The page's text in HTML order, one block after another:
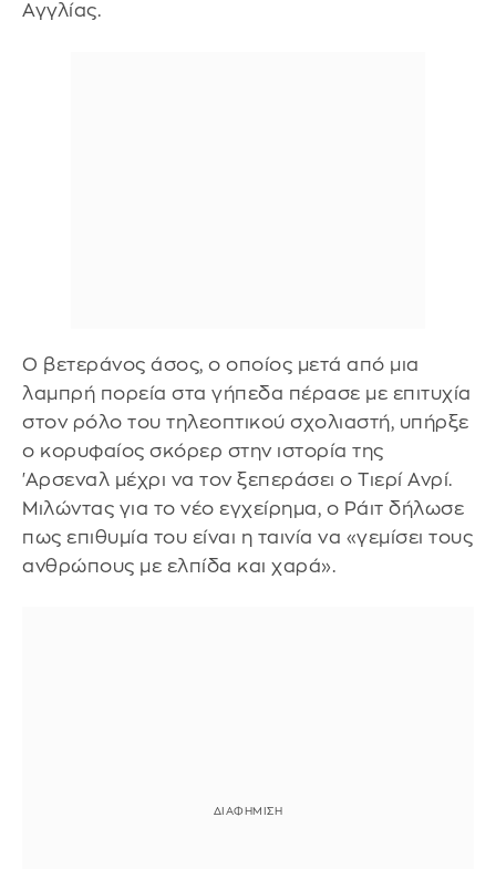
Αγγλίας.
Ο βετεράνος άσος, ο οποίος μετά από μια
λαμπρή πορεία στα γήπεδα πέρασε με επιτυχία
στον ρόλο του τηλεοπτικού σχολιαστή, υπήρξε
ο κορυφαίος σκόρερ στην ιστορία της
'Αρσεναλ μέχρι να τον ξεπεράσει ο Τιερί Ανρί.
Μιλώντας για το νέο εγχείρημα, ο Ράιτ δήλωσε
πως επιθυμία του είναι η ταινία να «γεμίσει τους
ανθρώπους με ελπίδα και χαρά».